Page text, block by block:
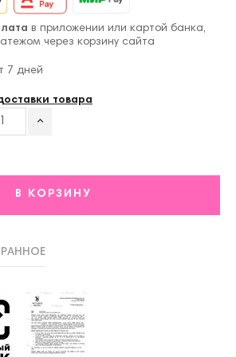
в приложении или картой банка,
через корзину сайта
7 дней
товара
В КОРЗИНУ